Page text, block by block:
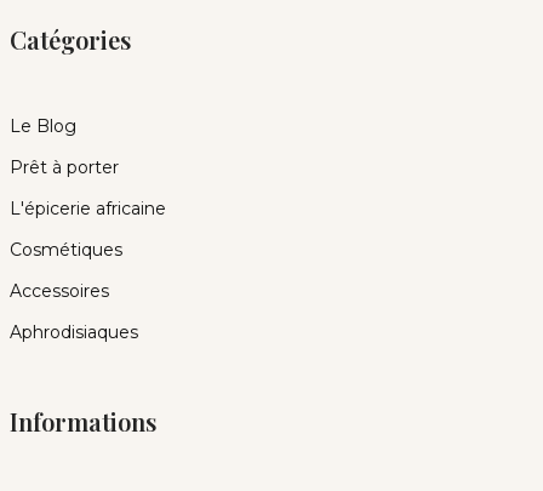
Catégories
Le Blog
Prêt à porter
L'épicerie africaine
Cosmétiques
Accessoires
Aphrodisiaques
Informations